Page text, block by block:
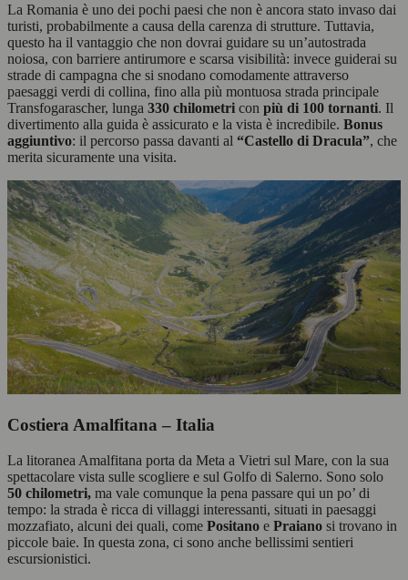
La Romania è uno dei pochi paesi che non è ancora stato invaso dai
turisti, probabilmente a causa della carenza di strutture. Tuttavia,
questo ha il vantaggio che non dovrai guidare su un’autostrada
noiosa, con barriere antirumore e scarsa visibilità: invece guiderai su
strade di campagna che si snodano comodamente attraverso
paesaggi verdi di collina, fino alla più montuosa strada principale
Transfogarascher, lunga 330 chilometri con più di 100 tornanti. Il
divertimento alla guida è assicurato e la vista è incredibile. Bonus
aggiuntivo: il percorso passa davanti al “Castello di Dracula”, che
merita sicuramente una visita.
Costiera Amalfitana – Italia
La litoranea Amalfitana porta da Meta a Vietri sul Mare, con la sua
spettacolare vista sulle scogliere e sul Golfo di Salerno. Sono solo
50 chilometri, ma vale comunque la pena passare qui un po’ di
tempo: la strada è ricca di villaggi interessanti, situati in paesaggi
mozzafiato, alcuni dei quali, come Positano e Praiano si trovano in
piccole baie. In questa zona, ci sono anche bellissimi sentieri
escursionistici.